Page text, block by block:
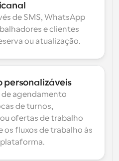
de SMS, WhatsApp
e clientes
ou atualização.
personalizáveis
agendamento
de turnos,
ofertas de trabalho
os fluxos de trabalho às
plataforma.